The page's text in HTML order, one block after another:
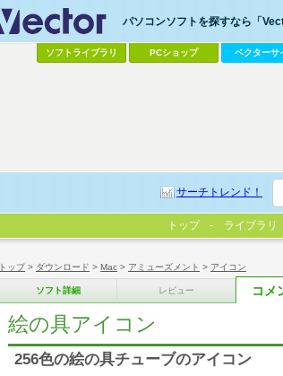
トップ> ダウンロード > Mac > アミューズメント > アイコン
ソフト詳細 レビュー コメ
絵の具アイコン
256色の絵の具チューブのアイコン
パソコンソフトを探すなら「
ソフトライブラリ PCショップ ベクターサ
サーチトレンド！
トップ ライブラリ